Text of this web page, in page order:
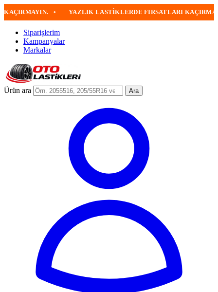
• YAZLIK LASTIKLERDE FIRSATLARI KAÇIRMAYIN •
Siparişlerim
Kampanyalar
Markalar
Ürün ara Ara